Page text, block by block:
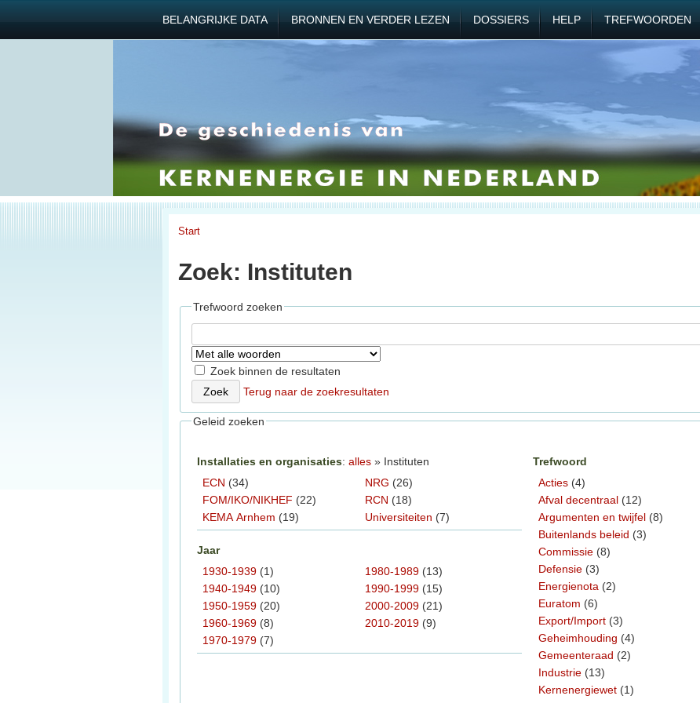
BELANGRIJKE DATA BRONNEN EN VERDER LEZEN DOSSIERS HELP TREFWOORDEN
Start
Zoek: Instituten
Trefwoord zoeken
Zoek binnen de resultaten
Terug naar de zoekresultaten
Geleid zoeken
Installaties en organisaties: alles » Instituten
ECN (34)
FOM/IKO/NIKHEF (22)
KEMA Arnhem (19)
NRG (26)
RCN (18)
Universiteiten (7)
Jaar
1930-1939 (1)
1940-1949 (10)
1950-1959 (20)
1960-1969 (8)
1970-1979 (7)
1980-1989 (13)
1990-1999 (15)
2000-2009 (21)
2010-2019 (9)
Trefwoord
Acties (4)
Afval decentraal (12)
Argumenten en twijfel (8)
Buitenlands beleid (3)
Commissie (8)
Defensie (3)
Energienota (2)
Euratom (6)
Export/Import (3)
Geheimhouding (4)
Gemeenteraad (2)
Industrie (13)
Kernenergiewet (1)